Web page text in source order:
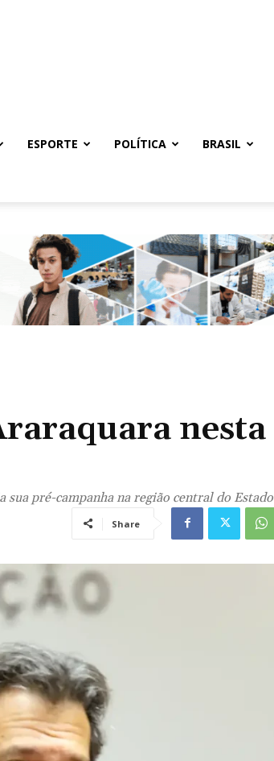
ESPORTE POLÍTICA BRASIL
nesta
pré-campanha na região central do Estado
Share